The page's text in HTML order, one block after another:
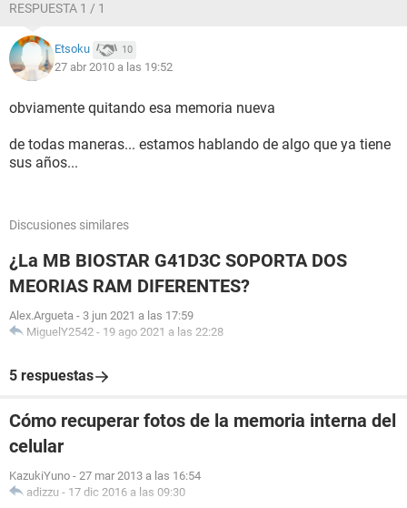
RESPUESTA 1 / 1
Etsoku 10
27 abr 2010 a las 19:52
obviamente quitando esa memoria nueva
de todas maneras... estamos hablando de algo que ya tiene
sus años...
Discusiones similares
¿La MB BIOSTAR G41D3C SOPORTA DOS
MEORIAS RAM DIFERENTES?
Alex.Argueta - 3 jun 2021 a las 17:59
MiguelY2542 - 19 ago 2021 a las 22:28
5 respuestas
Cómo recuperar fotos de la memoria interna del
celular
KazukiYuno - 27 mar 2013 a las 16:54
adizzu - 17 dic 2016 a las 09:30